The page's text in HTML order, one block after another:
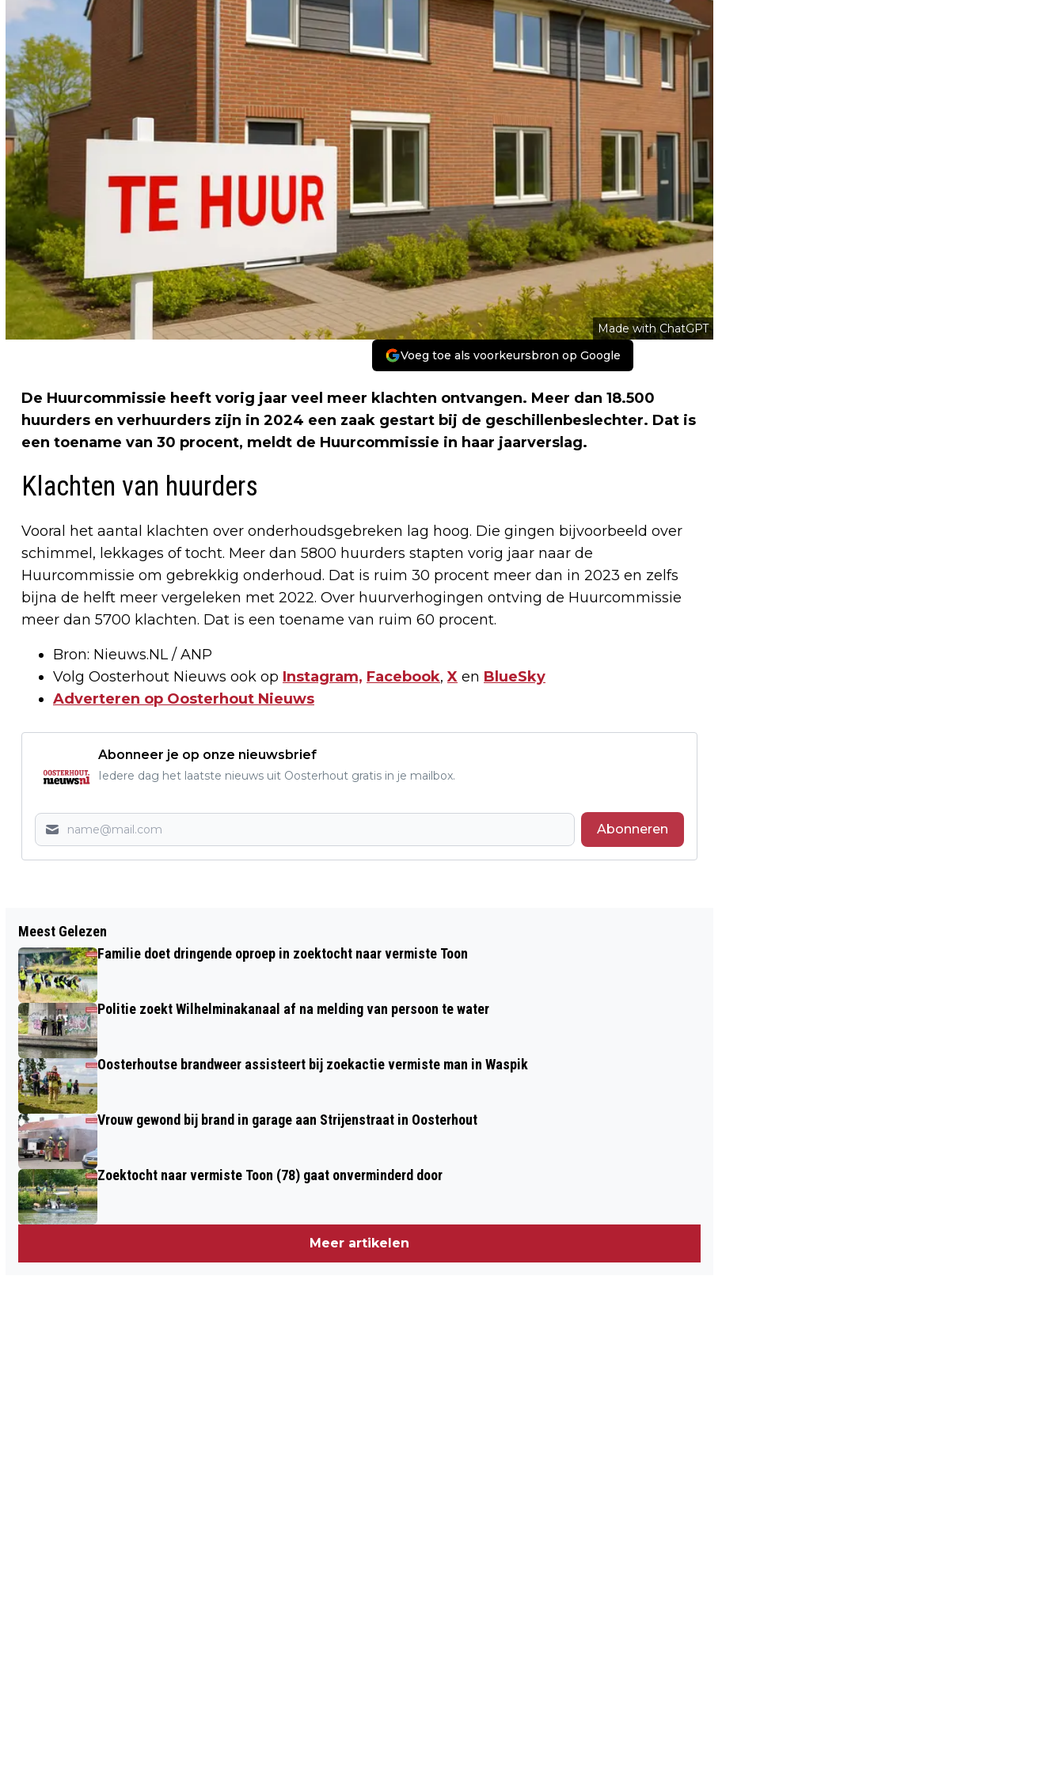
Made with ChatGPT
Voeg toe als voorkeursbron op Google
De Huurcommissie heeft vorig jaar veel meer klachten ontvangen. Meer dan 18.500
huurders en verhuurders zijn in 2024 een zaak gestart bij de geschillenbeslechter. Dat is
een toename van 30 procent, meldt de Huurcommissie in haar jaarverslag.
Klachten van huurders
Vooral het aantal klachten over onderhoudsgebreken lag hoog. Die gingen bijvoorbeeld over
schimmel, lekkages of tocht. Meer dan 5800 huurders stapten vorig jaar naar de
Huurcommissie om gebrekkig onderhoud. Dat is ruim 30 procent meer dan in 2023 en zelfs
bijna de helft meer vergeleken met 2022. Over huurverhogingen ontving de Huurcommissie
meer dan 5700 klachten. Dat is een toename van ruim 60 procent.
Bron: Nieuws.NL / ANP
Volg Oosterhout Nieuws ook op Instagram, Facebook,X en BlueSky
Adverteren op Oosterhout Nieuws
Abonneer je op onze nieuwsbrief
Iedere dag het laatste nieuws uit Oosterhout gratis in je mailbox.
Abonneren
NARRATIEF: LEIJSENHOEK
AANRIJDING DOOR VRACHTWAGEN OP
Meest Gelezen
Familie doet dringende oproep in zoektocht naar vermiste Toon
Politie zoekt Wilhelminakanaal af na melding van persoon te water
Oosterhoutse brandweer assisteert bij zoekactie vermiste man in Waspik
Vrouw gewond bij brand in garage aan Strijenstraat in Oosterhout
Zoektocht naar vermiste Toon (78) gaat onverminderd door
Meer artikelen